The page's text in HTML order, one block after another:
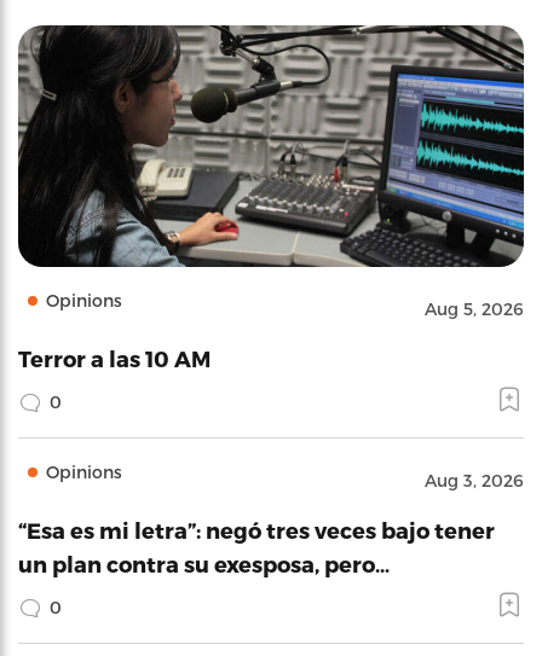
Opinions Aug 5, 2026
Terror a las 10 AM
0
Opinions Aug 3, 2026
“Esa es mi letra”: negó tres veces bajo tener
un plan contra su exesposa, pero…
0